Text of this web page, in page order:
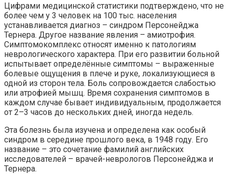
Цифрами медицинской статистики подтверждено, что не
более чем у 3 человек на 100 тыс. населения
устанавливается диагноз – синдром Персонейджа
Тернера. Другое название явления – амиотрофия.
Симптомокомплекс относят именно к патологиям
неврологического характера. При его развитии больной
испытывает определённые симптомы – выраженные
болевые ощущения в плече и руке, локализующиеся в
одной из сторон тела. Боль сопровождается слабостью
или атрофией мышц. Время сохранения симптомов в
каждом случае бывает индивидуальным, продолжается
от 2–3 часов до нескольких дней, иногда недель.
Эта болезнь была изучена и определена как особый
синдром в середине прошлого века, в 1948 году. Его
название – это сочетание фамилий английских
исследователей – врачей-неврологов Персонейджа и
Тернера.